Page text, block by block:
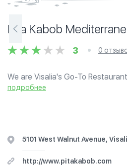
Pita Kabob
3 0
We are Visalia's Go-To
healthy food that is reasonably
подробнее
5101 West Walnut Avenue,
http://www.pitakabob.com